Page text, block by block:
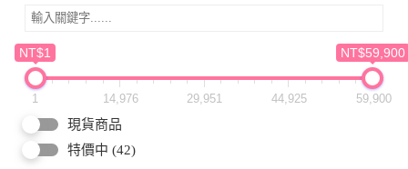
NT$1 NT$59,900
1 14,976 29,951 44,925 59,900
現貨商品
特價中 (42)